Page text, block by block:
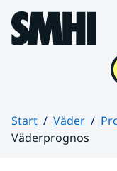
Hoppa till sidans
Start Väder
Väderprognos